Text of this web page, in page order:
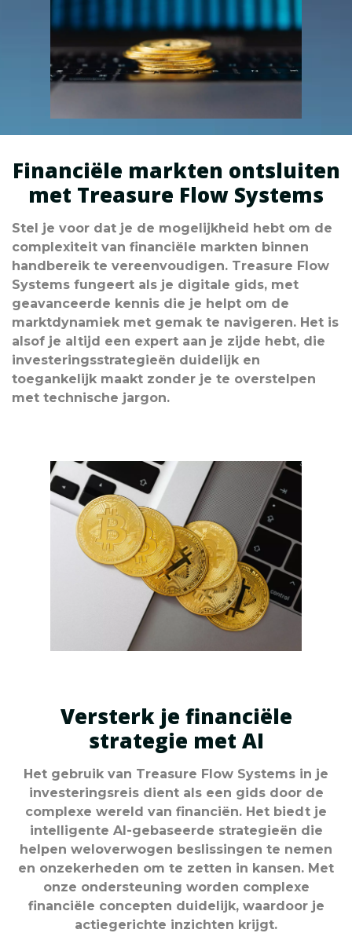
Financiële markten ontsluiten
met Treasure Flow Systems
Stel je voor dat je de mogelijkheid hebt om de
complexiteit van financiële markten binnen
handbereik te vereenvoudigen. Treasure Flow
Systems fungeert als je digitale gids, met
geavanceerde kennis die je helpt om de
marktdynamiek met gemak te navigeren. Het is
alsof je altijd een expert aan je zijde hebt, die
investeringsstrategieën duidelijk en
toegankelijk maakt zonder je te overstelpen
met technische jargon.
Versterk je financiële
strategie met AI
Het gebruik van Treasure Flow Systems in je
investeringsreis dient als een gids door de
complexe wereld van financiën. Het biedt je
intelligente AI-gebaseerde strategieën die
helpen weloverwogen beslissingen te nemen
en onzekerheden om te zetten in kansen. Met
onze ondersteuning worden complexe
financiële concepten duidelijk, waardoor je
actiegerichte inzichten krijgt.